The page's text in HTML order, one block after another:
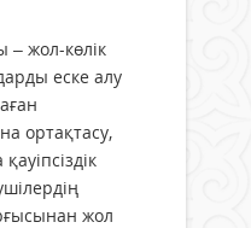
жол-көлік
еске алу
ортақтасу,
жол